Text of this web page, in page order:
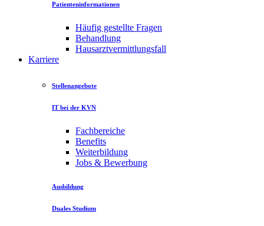
Patienteninformationen
Häufig gestellte Fragen
Behandlung
Hausarztvermittlungsfall
Karriere
Stellenangebote
IT bei der KVN
Fachbereiche
Benefits
Weiterbildung
Jobs & Bewerbung
Ausbildung
Duales Studium